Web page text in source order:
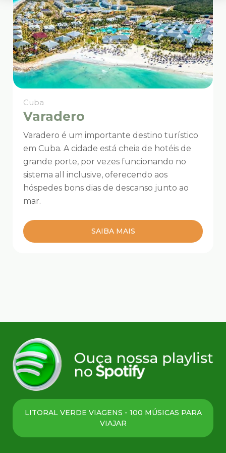
Cuba
Varadero
Varadero é um importante destino turístico
em Cuba. A cidade está cheia de hotéis de
grande porte, por vezes funcionando no
sistema all inclusive, oferecendo aos
hóspedes bons dias de descanso junto ao
mar.
SAIBA MAIS
LITORAL VERDE VIAGENS - 100 MÚSICAS PARA
VIAJAR